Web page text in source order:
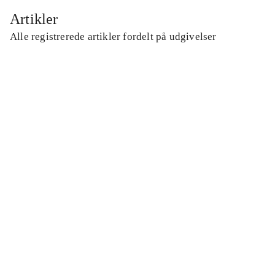
Artikler
Alle registrerede artikler fordelt på udgivelser